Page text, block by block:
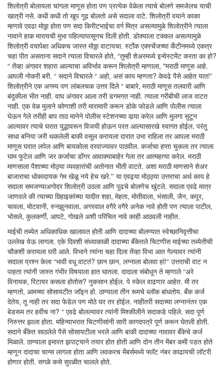
शिलोत्री बोलायला चांगला माणूस होता पण प्रत्येक वेळेला त्याचे बोलणे समजेलच याची
खात्री नसे. कधी कधी तो खूप गूढ बोलतो असे सदाला वाटे. शिलोत्री वयाने काका
म्हणावे एवढा मोठ्ठा होता पण सदा किरीटभाईचा वर्ग मित्र असल्यामुळे शिलोत्रीने त्याला
नावाने हाक मारायची मुभा पहिल्यापासूनच दिली होती. डोक्याला टक्कल असल्यामुळे
शिलोत्री वयापेक्षा अधिकच जास्त मोठ्ठा वाटायचा. स्टाँक एक्स्चेंजच्या कँटीनमध्ये एकत्र
चहा पीत असताना सदाने त्याला विचारले होते, “तुम्ही शेअरमध्ये इन्वेस्टमेंट करता का हो?
“ तेंव्हा अंगावर शहारा आल्याचा अविर्भाव करून शिलोत्री म्हणाला, "मराठी माणूस आहे.
आपली नोकरी बरी. “ सदाने विचारले “ अहो, असं काय म्हणता? केवढे पैसे आहेत यात!”
शिलोत्रीने एक अगम्य पण लांबलचक उत्तर दिले “ बाबारे, मराठी माणूस तलवारी आणि
बंदुकीला भीत नाही. वाघ अंगावर आला तरी डगमगत नाही. त्याला गरीबीची लाज वाटत
नाही. एक वेळ मुलाने कोणाशी तरी मारामारी करून डोके फोडले आणि पोलीस त्याला
घेऊन गेले तरीही बाप ताठ मानेने पोलीस स्टेशनच्या वार्‍या करेल आणि मुलगा सुटून
आल्यावर त्याचे घरात युद्धावरून विजयी होऊन परत आल्यासारखे स्वागत होईल. परंतु
साधा बनिया जरी थकलेली बाकी वसूल करायला दारात उभा राहिला तर आपला मराठी
माणूस घरात लपेल आणि बायकोला दरवाज्यावर पाठवील. कर्जाचा हप्ता चुकला तर त्याला
घाम फुटेल आणि जर कर्जाचा डोंगर आवाक्याबाहेर गेला तर आत्महत्या करेल. मराठी
माणसाला पैशाच्या मोठ्या व्यवहारांची अतोनात भीती वाटते. अशा मराठी माणसाने शेअर
बाजाराचा धोकादायक गेम खेळू नये हेच खरे.'' या एवढ्या मोठ्ठ्या उत्तराचा अर्थ काय हे
सदाला समजण्याअगोदर शिलोत्री उठला आणि पुढचे बोलणेच खुंटले. सदाला एवढे मात्र
जाणवले की त्याच्या गिर्‍हाइकांच्या यादीत शहा, मेहता, मोतीवाला, भंसाली, जैन, कपूर,
चावला, मोटवानी, रुनझुनवाला, अगरवाल वगैरे वगैरे अनेक नावे होती पण त्याला पाटील,
भोसले, कुलकर्णी, आपटे, गोखले अशी परिचित नावे काही आठवली नाहीत.
माईची तब्येत अधिकाधिक खालावत होती आणि दादाच्या बोलण्यात स्वेच्छानिवृत्तीचा
उल्लेख येऊ लागला. एके दिवशी संध्याकाळी दादाच्या बँकेतले चिटणीस माईच्या तब्येतीची
चौकशी करायला घरी आले. विभाने त्यांना चहा दिला तेंव्हा विभा आत गेल्यावर त्यांनी
सदाला प्रश्न केला “भावी वधू वाटतं? छान छान, लग्नाला बोलवा हां!“ उत्तराची वाट न
पाहता त्यांनी जास्त गंभीर विषयाला हात घातला. दादाला संबोधून ते म्हणाले “अरे
विनायक, रिटायर कसला होतोस? नुकसान होईल. पे स्केल वाढणार आहेत. मी तर
म्हणतो, आमच्या सोसायटीत जॉइन हो. ठाण्याला तीन रूमचे ब्लॉक बांधतोय. बँक कर्ज
देतेय, तू नाही तर सदा फेडेल पण मोठे घर तर होईल. नाहीतरी सदाच्या लग्नानंतर एक
बेडरूम तर हवीच ना? “ एवढे बोलल्यावर त्यांनी मिश्कीलीने सदाकडे पहिले. सदा पूर्ण
निरुत्तर झाला होता. महिन्याभरात चिटणीसांनी सारी कागदपत्रे पूर्ण करून घेतली होती.
सदाने बँकेत साठलेले पैसे सोसायटीला भरले आणि बाकी दादाच्या नावावर बँकेचे कर्ज
मिळाले. ठाण्याला इमारत झपाट्याने तयार होत होती आणि दोन तीन मेंबर कमी पडत होते
म्हणून दादाचा चान्स लागला होता आणि लवकरच मेंबर्समध्ये फ्लॅट नंबर काढायची लॉटरी
होणार होती. सगळे कसे सुरळीत चालले होते.